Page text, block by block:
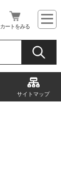
カートをみる
サイトマップ